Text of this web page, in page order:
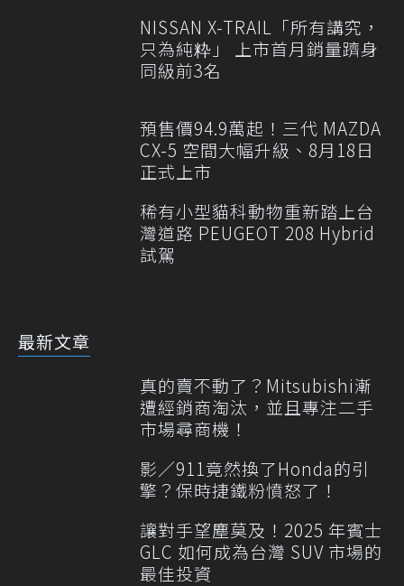
NISSAN X-TRAIL「所有講究，
只為純粋」 上市首月銷量躋身
同級前3名
預售價94.9萬起！三代 MAZDA
CX-5 空間大幅升級、8月18日
正式上市
稀有小型貓科動物重新踏上台
灣道路 PEUGEOT 208 Hybrid
試駕
最新文章
真的賣不動了？Mitsubishi漸
遭經銷商淘汰，並且專注二手
市場尋商機！
影／911竟然換了Honda的引
擎？保時捷鐵粉憤怒了！
讓對手望塵莫及！2025 年賓士
GLC 如何成為台灣 SUV 市場的
最佳投資